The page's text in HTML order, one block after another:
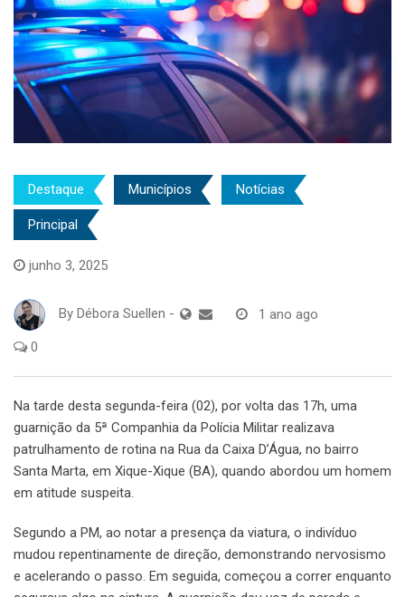
Destaque Municípios Notícias
Principal
junho 3, 2025
By Débora Suellen - 1 ano ago
0
Na tarde desta segunda-feira (02), por volta das 17h, uma
guarnição da 5ª Companhia da Polícia Militar realizava
patrulhamento de rotina na Rua da Caixa D’Água, no bairro
Santa Marta, em Xique-Xique (BA), quando abordou um homem
em atitude suspeita.
Segundo a PM, ao notar a presença da viatura, o indivíduo
mudou repentinamente de direção, demonstrando nervosismo
e acelerando o passo. Em seguida, começou a correr enquanto